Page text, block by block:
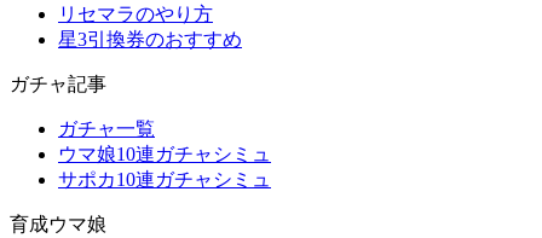
リセマラのやり方
星3引換券のおすすめ
ガチャ記事
ガチャ一覧
ウマ娘10連ガチャシミュ
サポカ10連ガチャシミュ
育成ウマ娘